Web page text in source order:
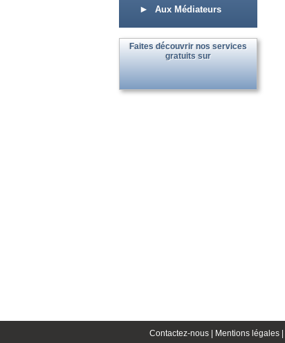
Aux Médiateurs
Faites découvrir nos services
gratuits sur
Contactez-nous | Mentions légales |